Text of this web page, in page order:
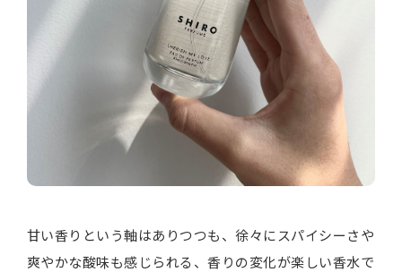
甘い香りという軸はありつつも、徐々にスパイシーさや
爽やかな酸味も感じられる、香りの変化が楽しい香水で